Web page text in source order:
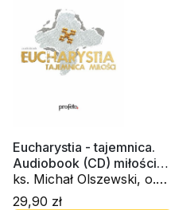
Eucharystia - tajemnica.
Audiobook (CD) miłości
(CD-MP3 - audiobook)
ks. Michał Olszewski, o.
Michał Legan OSPPE
29,90 zł